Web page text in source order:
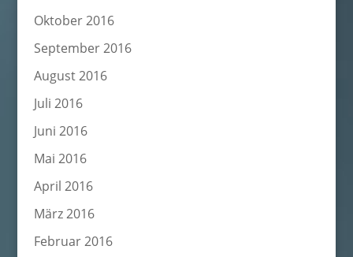
Oktober 2016
September 2016
August 2016
Juli 2016
Juni 2016
Mai 2016
April 2016
März 2016
Februar 2016